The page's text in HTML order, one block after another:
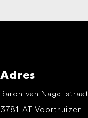
Adres
Baron van
3781 AT Voorthuizen